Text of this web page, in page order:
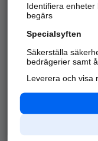
Alla kategorier
API & Kartor
Identifiera
begärs
Specialsyften
Säkerställa
bedrägerier samt
Leverera och visa